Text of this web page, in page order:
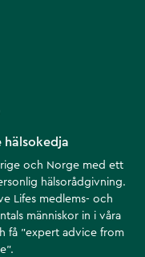
hälsokedja
och Norge med ett
hälsorådgivning.
Lifes medlems- och
människor in i våra
få ”expert advice from